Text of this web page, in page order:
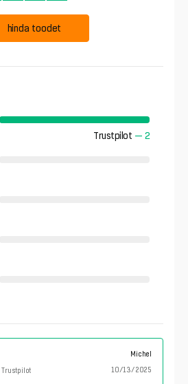
hinda toodet
Trustpilot — 2
Michel
10/13/2025
Trustpilot